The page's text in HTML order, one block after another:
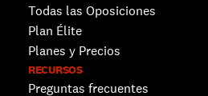
Todas las Oposiciones
Plan Élite
Planes y Precios
RECURSOS
Preguntas frecuentes